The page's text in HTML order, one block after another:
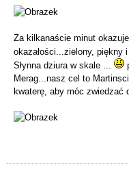
Za kilkanaście minut
okazałości...zielony, piękny
Słynna dziura w skale ...
Merag...nasz cel to
kwaterę, aby móc zwiedzać